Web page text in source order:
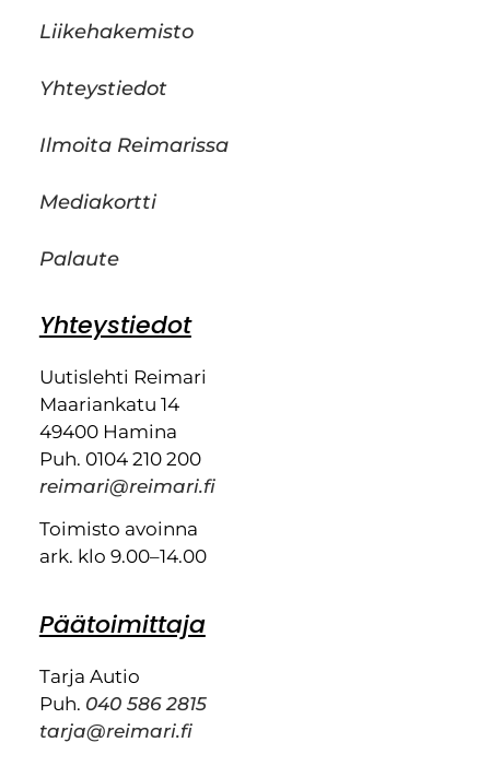
Liikehakemisto
Yhteystiedot
Ilmoita Reimarissa
Mediakortti
Palaute
Yhteystiedot
Uutislehti Reimari
Maariankatu 14
49400 Hamina
Puh. 0104 210 200
reimari@reimari.fi
Toimisto avoinna
ark. klo 9.00–14.00
Päätoimittaja
Tarja Autio
Puh. 040 586 2815
tarja@reimari.fi